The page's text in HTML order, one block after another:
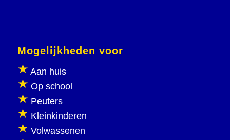
Mogelijkheden voor
Aan huis
Op school
Peuters
Kleinkinderen
Volwassenen